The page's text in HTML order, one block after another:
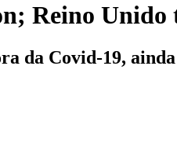
Reino Unido
da Covid-19,